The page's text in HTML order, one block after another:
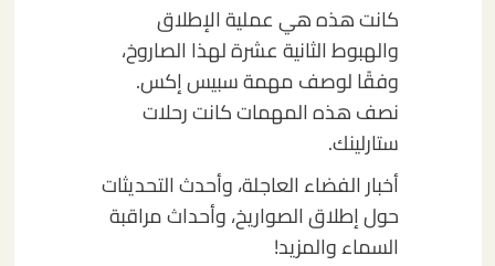
كانت هذه هي عملية الإطلاق
والهبوط الثانية عشرة لهذا الصاروخ،
وفقًا لوصف مهمة سبيس إكس.
نصف هذه المهمات كانت رحلات
ستارلينك.
أخبار الفضاء العاجلة، وأحدث التحديثات
حول إطلاق الصواريخ، وأحداث مراقبة
السماء والمزيد!